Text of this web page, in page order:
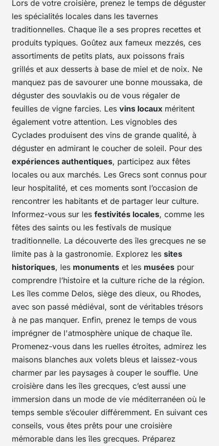
Lors de votre croisière, prenez le temps de déguster
les spécialités locales dans les tavernes
traditionnelles. Chaque île a ses propres recettes et
produits typiques. Goûtez aux fameux mezzés, ces
assortiments de petits plats, aux poissons frais
grillés et aux desserts à base de miel et de noix. Ne
manquez pas de savourer une bonne moussaka, de
déguster des souvlakis ou de vous régaler de
feuilles de vigne farcies. Les vins locaux méritent
également votre attention. Les vignobles des
Cyclades produisent des vins de grande qualité, à
déguster en admirant le coucher de soleil. Pour des
expériences authentiques, participez aux fêtes
locales ou aux marchés. Les Grecs sont connus pour
leur hospitalité, et ces moments sont l’occasion de
rencontrer les habitants et de partager leur culture.
Informez-vous sur les festivités locales, comme les
fêtes des saints ou les festivals de musique
traditionnelle. La découverte des îles grecques ne se
limite pas à la gastronomie. Explorez les sites
historiques, les monuments et les musées pour
comprendre l’histoire et la culture riche de la région.
Les îles comme Delos, siège des dieux, ou Rhodes,
avec son passé médiéval, sont de véritables trésors
à ne pas manquer. Enfin, prenez le temps de vous
imprégner de l'atmosphère unique de chaque île.
Promenez-vous dans les ruelles étroites, admirez les
maisons blanches aux volets bleus et laissez-vous
charmer par les paysages à couper le souffle. Une
croisière dans les îles grecques, c’est aussi une
immersion dans un mode de vie méditerranéen où le
temps semble s’écouler différemment. En suivant ces
conseils, vous êtes prêts pour une croisière
mémorable dans les îles grecques. Préparez